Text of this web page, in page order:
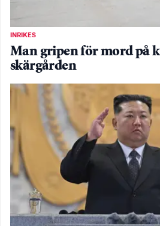
INRIKES
Man gripen för mord på
skärgården